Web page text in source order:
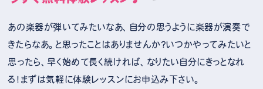
あの楽器が弾いてみたいなあ、自分の思うように楽器が演奏で
きたらなあ。と思ったことはありませんか？いつかやってみたいと
思ったら、早く始めて長く続ければ、なりたい自分にきっとなれ
る！まずは気軽に体験レッスンにお申込み下さい。